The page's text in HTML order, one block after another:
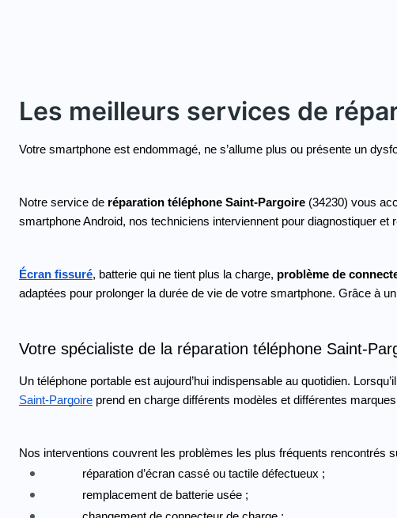
Les meilleurs services de
Votre smartphone est endommagé, ne s’allume plus ou présente un
Notre service de réparation téléphone Saint-Pargoire (34230) vous
smartphone Android, nos techniciens interviennent pour diagnostiquer et
Écran fissuré, batterie qui ne tient plus la charge, problème de
adaptées pour prolonger la durée de vie de votre smartphone. Grâce à
Votre spécialiste de la réparation téléphone Saint-
Un téléphone portable est aujourd’hui indispensable au quotidien. Lorsqu’il
Saint-Pargoire prend en charge différents modèles et différentes
Nos interventions couvrent les problèmes les plus fréquents rencontrés
réparation d’écran cassé ou tactile défectueux ;
remplacement de batterie usée ;